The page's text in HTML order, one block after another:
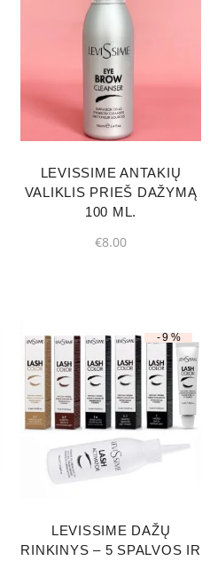
LEVISSIME ANTAKIŲ
VALIKLIS PRIEŠ DAŽYMĄ
100 ML.
€8.00
-9%
LEVISSIME DAŽŲ
RINKINYS – 5 SPALVOS IR